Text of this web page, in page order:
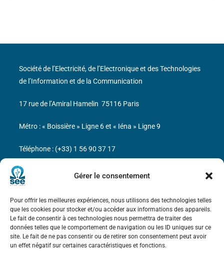
Gérer le consentement
Pour offrir les meilleures expériences, nous utilisons des technologies telles
que les cookies pour stocker et/ou accéder aux informations des appareils.
Le fait de consentir à ces technologies nous permettra de traiter des
données telles que le comportement de navigation ou les ID uniques sur ce
site. Le fait de ne pas consentir ou de retirer son consentement peut avoir
un effet négatif sur certaines caractéristiques et fonctions.
Bicentenaire des découvertes d’André-
Marie Ampère
Mentions légales
Société de l’Electricité, de l’Electronique et des Technologies
de l’Information et de la Communication
17 rue de l’Amiral Hamelin 75116 Paris
Métro : « Boissière » Ligne 6 et « Iéna » Ligne 9
Téléphone : (+33) 1 56 90 37 17
N° de SIREN : 785 393 232, Code APE : 9412Z TVA intra-
communautaire : FR44 785 393 232